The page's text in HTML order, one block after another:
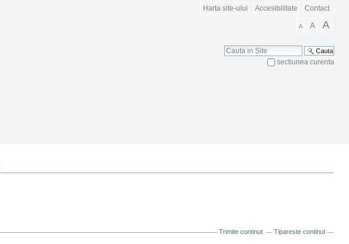
Harta site-ului Accesibilitate Contact
A A A
Cauta
sectiunea curenta
Trimite continut Tipareste continut